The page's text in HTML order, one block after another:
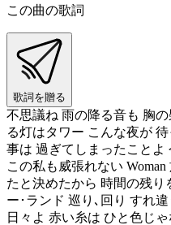
この曲の歌詞
歌詞を贈る
不思議ね 雨の降る音も 胸
る灯はタワー こんな夜が
事は 過ぎてしまったことよ
この私も威張れない
たと決めたから 時間の残
ー･ランド 巡り､回り すれ
日々よ 赤い糸は ひと色じ